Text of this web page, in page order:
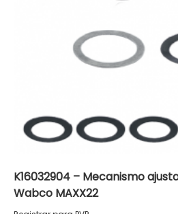
K16032904 – Mecanismo
Wabco MAXX22